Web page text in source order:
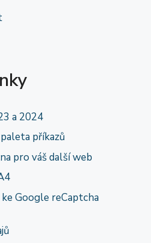
a 2024
příkazů
pro váš další web
Google reCaptcha